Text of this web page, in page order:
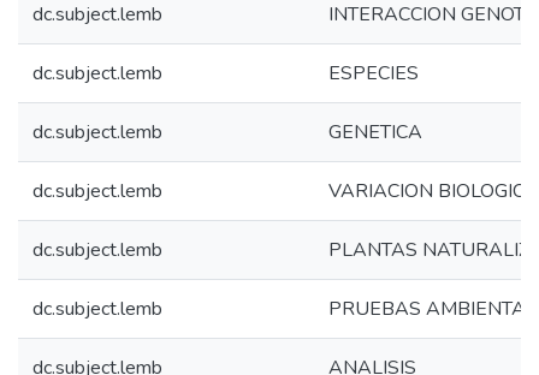
dc.subject.lemb INTERACCION
dc.subject.lemb ESPECIES
dc.subject.lemb GENETICA
dc.subject.lemb VARIACION BIOLOGICA
dc.subject.lemb PLANTAS
dc.subject.lemb PRUEBAS
dc.subject.lemb ANALISIS